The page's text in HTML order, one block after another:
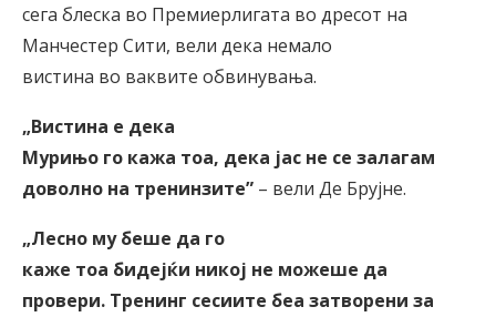
сега блеска во Премиерлигата во дресот на
Манчестер Сити, вели дека немало
вистина во ваквите обвинувања.
„Вистина е дека
Мурињо го кажа тоа, дека јас не се залагам
доволно на тренинзите” – вели Де Брујне.
„Лесно му беше да го
каже тоа бидејќи никој не можеше да
провери. Тренинг сесиите беа затворени за